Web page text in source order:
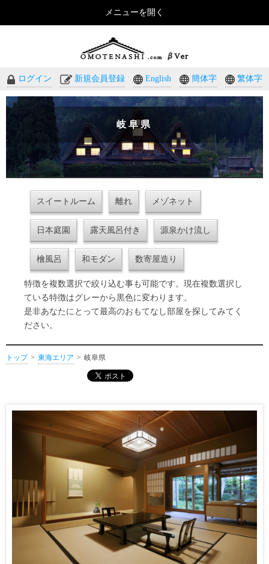
ログイン 新規会員登録 English 簡体字 繁体字
岐阜県
スイートルーム 離れ メゾネット
日本庭園 露天風呂付き 源泉かけ流し
檜風呂 和モダン 数寄屋造り
特徴を複数選択で絞り込む事も可能です。現在複数選択し
ている特徴はグレーから黒色に変わります。
是非あなたにとって最高のおもてなし部屋を探してみてく
ださい。
トップ 東海エリア 岐阜県
メニューを開く